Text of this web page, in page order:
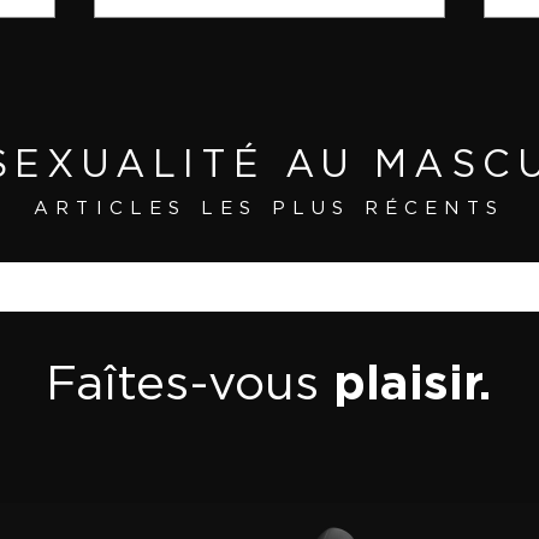
AU
ARTICLES LES PLUS RÉCENTS
Faîtes-vous plaisir.